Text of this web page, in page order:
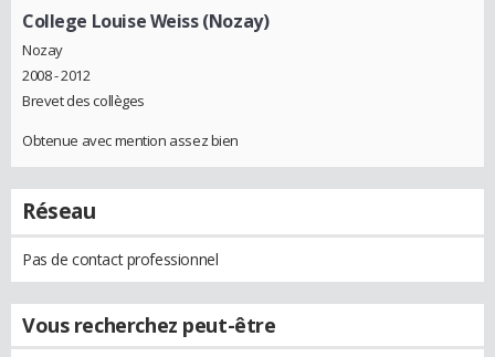
College Louise Weiss (Nozay)
Nozay
2008 - 2012
Brevet des collèges
Obtenue avec mention assez bien
Réseau
Pas de contact professionnel
Vous recherchez peut-être